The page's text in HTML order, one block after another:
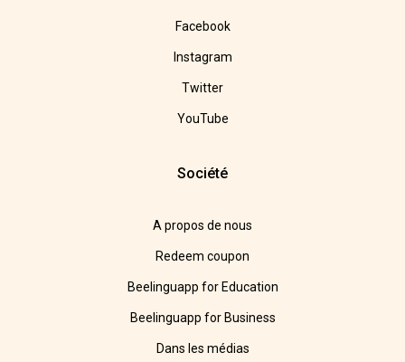
Facebook
Instagram
Twitter
YouTube
Société
A propos de nous
Redeem coupon
Beelinguapp for Education
Beelinguapp for Business
Dans les médias